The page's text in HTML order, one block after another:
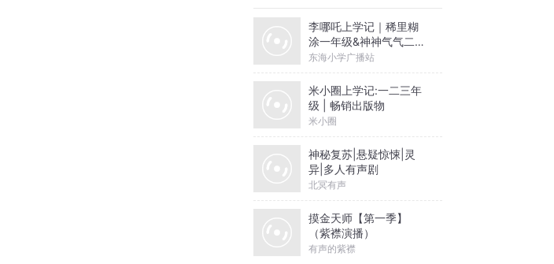
李哪吒上学记｜稀里糊
涂一年级&神神气气二年
级
东海小学广播站
米小圈上学记:一二三年
级 | 畅销出版物
米小圈
神秘复苏|悬疑惊悚|灵
异|多人有声剧
北冥有声
摸金天师【第一季】
（紫襟演播）
有声的紫襟